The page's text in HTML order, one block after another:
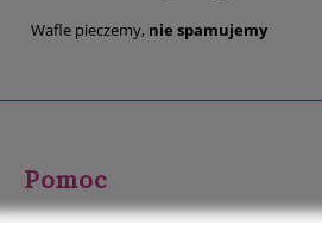
Wafle pieczemy, nie spamujemy
Pomoc